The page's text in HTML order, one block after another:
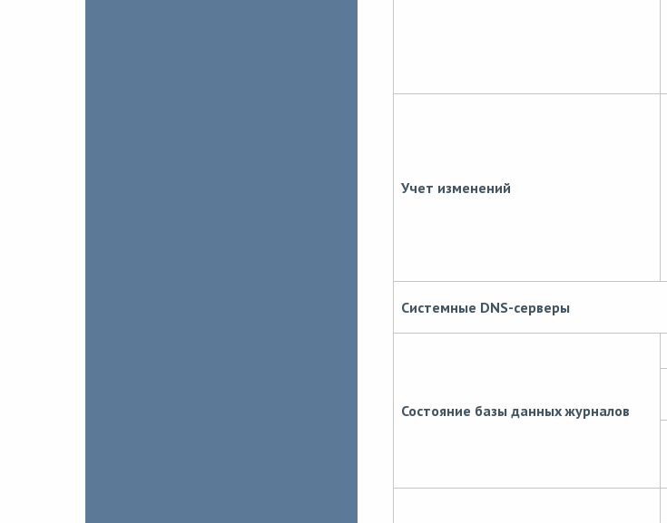
Учет изменений
Системные DNS-серверы
Состояние базы данных журналов